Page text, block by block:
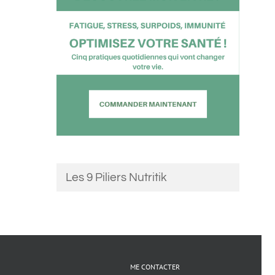
Les 9 Piliers Nutritik
ME CONTACTER